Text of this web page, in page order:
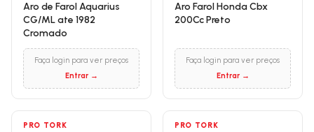
Aro de Farol Aquarius
CG/ML ate 1982
Cromado
Faça login para ver preços
Entrar →
Aro Farol Honda Cbx
200Cc Preto
Faça login para ver preços
Entrar →
PRO TORK PRO TORK